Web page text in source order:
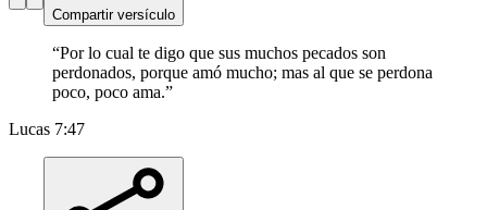
Compartir versículo
“Por lo cual te digo que sus muchos pecados son
perdonados, porque amó mucho; mas al que se perdona
poco, poco ama.”
Lucas 7:47